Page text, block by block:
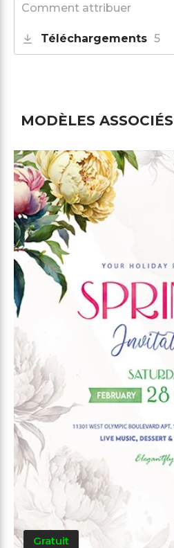
Comment attribuer
Téléchargements 5
MODÈLES ASSOCIÉS
Gratuit